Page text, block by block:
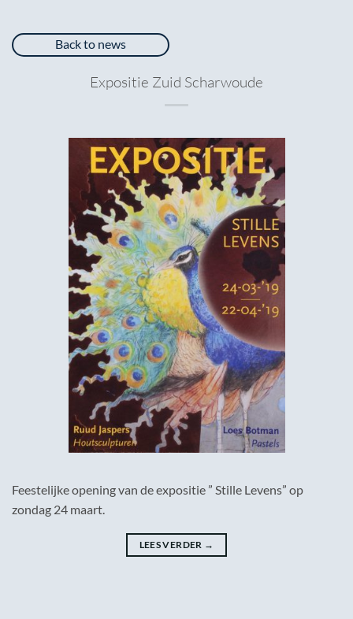
Back to news
Expositie Zuid Scharwoude
Feestelijke opening van de expositie ” Stille Levens” op
zondag 24 maart.
LEES VERDER →